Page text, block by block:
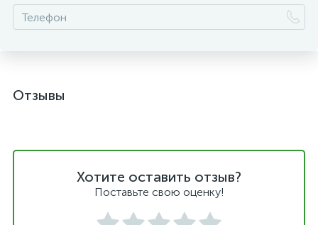
Отзывы
Хотите оставить отзыв?
Поставьте свою оценку!